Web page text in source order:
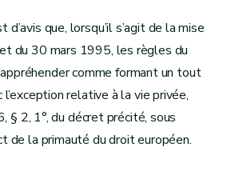
d’avis que, lorsqu’il s’agit de la mise
du 30 mars 1995, les règles du
comme formant un tout
relative à la vie privée,
§ 2, 1°, du décret précité, sous
de la primauté du droit européen.